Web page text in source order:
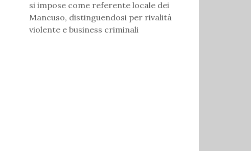
si impose come referente locale dei
Mancuso, distinguendosi per rivalità
violente e business criminali